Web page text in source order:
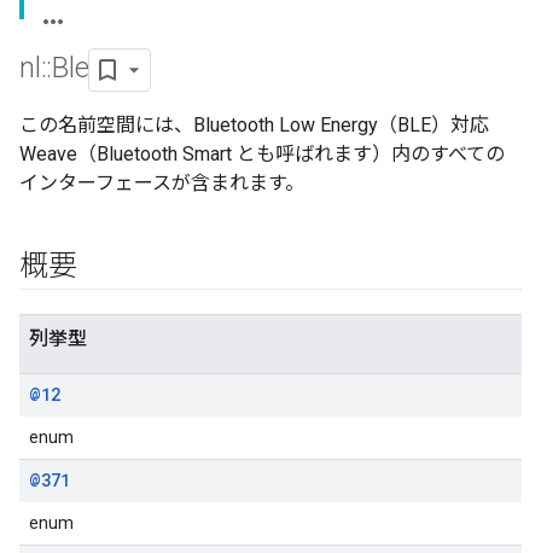
nl ::Ble
この名前空間には、Bluetooth Low Energy（BLE）対応
Weave（Bluetooth Smart とも呼ばれます）内のすべての
インターフェースが含まれます。
概要
列挙型
@12
enum
@371
enum